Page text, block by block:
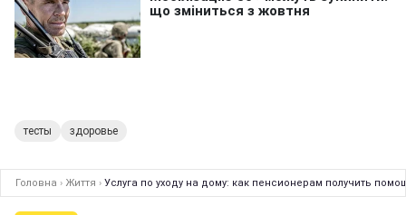
тесты здоровье
Головна › Життя › Услуга по уходу на дому: как пенсионерам получить